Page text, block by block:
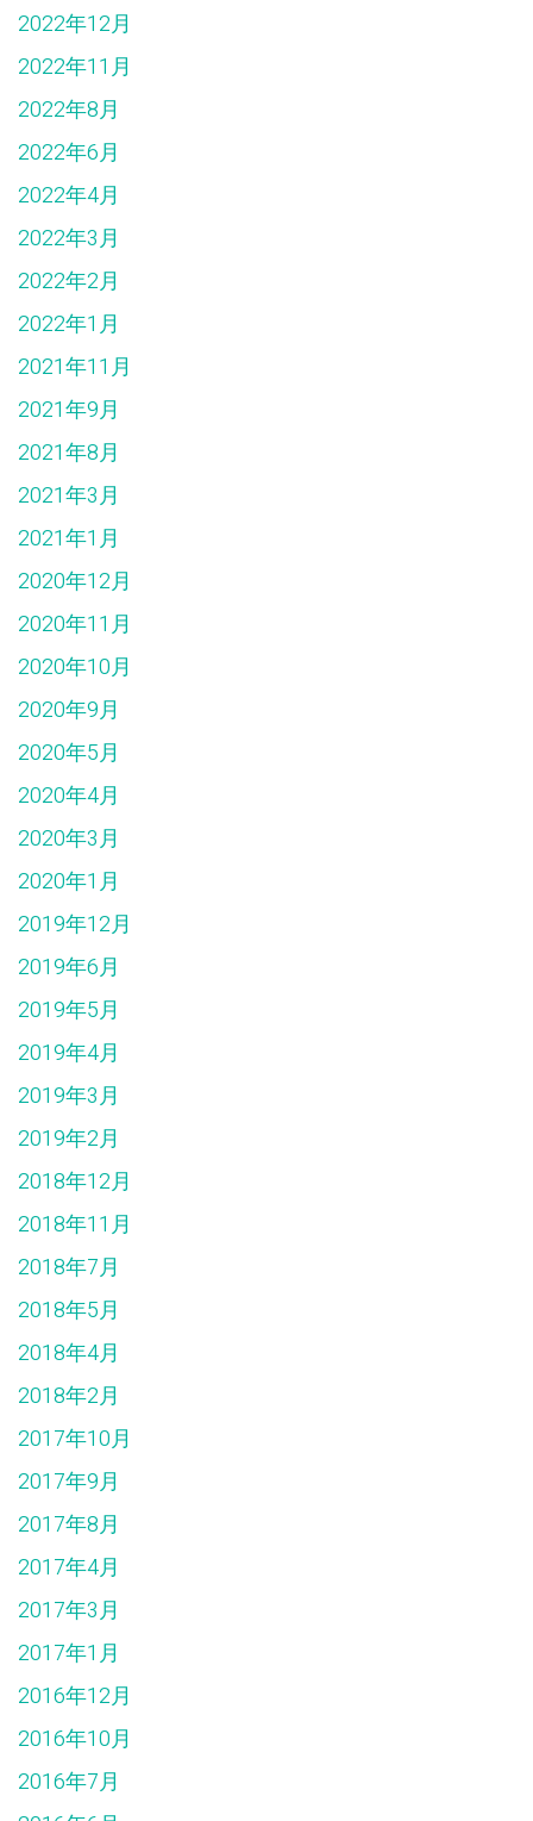
2022年12月
2022年11月
2022年8月
2022年6月
2022年4月
2022年3月
2022年2月
2022年1月
2021年11月
2021年9月
2021年8月
2021年3月
2021年1月
2020年12月
2020年11月
2020年10月
2020年9月
2020年5月
2020年4月
2020年3月
2020年1月
2019年12月
2019年6月
2019年5月
2019年4月
2019年3月
2019年2月
2018年12月
2018年11月
2018年7月
2018年5月
2018年4月
2018年2月
2017年10月
2017年9月
2017年8月
2017年4月
2017年3月
2017年1月
2016年12月
2016年10月
2016年7月